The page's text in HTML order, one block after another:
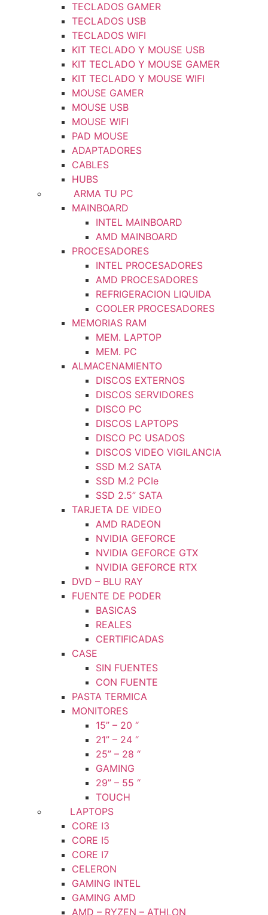
TECLADOS GAMER
TECLADOS USB
TECLADOS WIFI
KIT TECLADO Y MOUSE USB
KIT TECLADO Y MOUSE GAMER
KIT TECLADO Y MOUSE WIFI
MOUSE GAMER
MOUSE USB
MOUSE WIFI
PAD MOUSE
ADAPTADORES
CABLES
HUBS
ARMA TU PC
MAINBOARD
INTEL MAINBOARD
AMD MAINBOARD
PROCESADORES
INTEL PROCESADORES
AMD PROCESADORES
REFRIGERACION LIQUIDA
COOLER PROCESADORES
MEMORIAS RAM
MEM. LAPTOP
MEM. PC
ALMACENAMIENTO
DISCOS EXTERNOS
DISCOS SERVIDORES
DISCO PC
DISCOS LAPTOPS
DISCO PC USADOS
DISCOS VIDEO VIGILANCIA
SSD M.2 SATA
SSD M.2 PCIe
SSD 2.5” SATA
TARJETA DE VIDEO
AMD RADEON
NVIDIA GEFORCE
NVIDIA GEFORCE GTX
NVIDIA GEFORCE RTX
DVD – BLU RAY
FUENTE DE PODER
BASICAS
REALES
CERTIFICADAS
CASE
SIN FUENTES
CON FUENTE
PASTA TERMICA
MONITORES
15” – 20 “
21” – 24 “
25” – 28 “
GAMING
29” – 55 “
TOUCH
LAPTOPS
CORE I3
CORE I5
CORE I7
CELERON
GAMING INTEL
GAMING AMD
AMD – RYZEN – ATHLON